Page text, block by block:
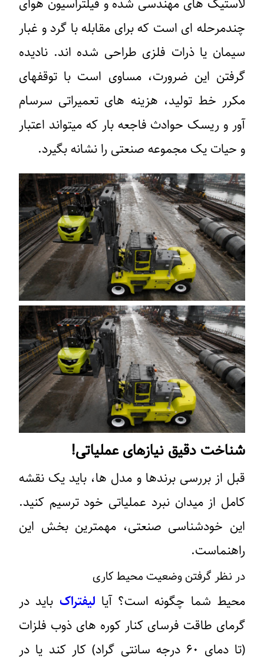
لاستیک های مهندسی شده و فیلتراسیون هوای
چندمرحله ای است که برای مقابله با گرد و غبار
سیمان یا ذرات فلزی طراحی شده اند. نادیده
گرفتن این ضرورت، مساوی است با توقفهای
مکرر خط تولید، هزینه های تعمیراتی سرسام
آور و ریسک حوادث فاجعه بار که میتواند اعتبار
و حیات یک مجموعه صنعتی را نشانه بگیرد.
شناخت دقیق نیازهای عملیاتی!
قبل از بررسی برندها و مدل ها، باید یک نقشه
کامل از میدان نبرد عملیاتی خود ترسیم کنید.
این خودشناسی صنعتی، مهمترین بخش این
راهنماست.
در نظر گرفتن وضعیت محیط کاری
محیط شما چگونه است؟ آیا لیفتراک باید در
گرمای طاقت فرسای کنار کوره های ذوب فلزات
(تا دمای ۶۰ درجه سانتی گراد) کار کند یا در